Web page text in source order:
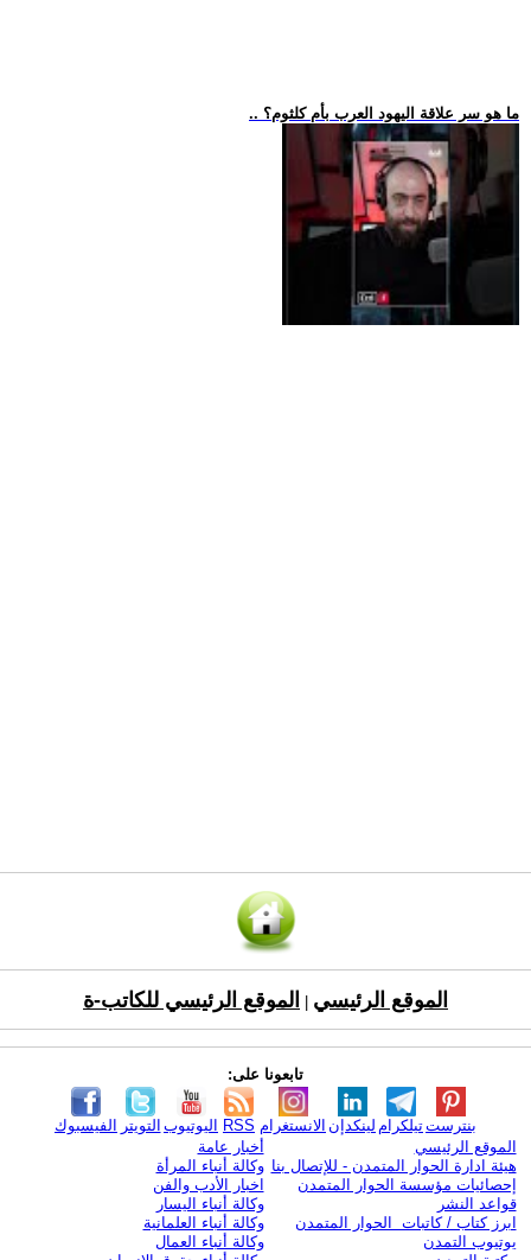
.. ما هو سر علاقة اليهود العرب بأم كلثوم؟
الموقع الرئيسي الموقع الرئيسي للكاتب-ة
تابعونا على:
الفيسبوك التويتر اليوتيوب RSS الانستغرام لينكدإن تيلكرامبنترست
الموقع الرئيسي
هيئة ادارة الحوار المتمدن - للإتصال بنا
إحصائيات مؤسسة الحوار المتمدن
قواعد النشر
ابرز كتاب / كاتبات الحوار المتمدن
يوتيوب التمدن
أخبار عامة
وكالة أنباء المرأة
اخبار الأدب والفن
وكالة أنباء اليسار
وكالة أنباء العلمانية
وكالة أنباء العمال